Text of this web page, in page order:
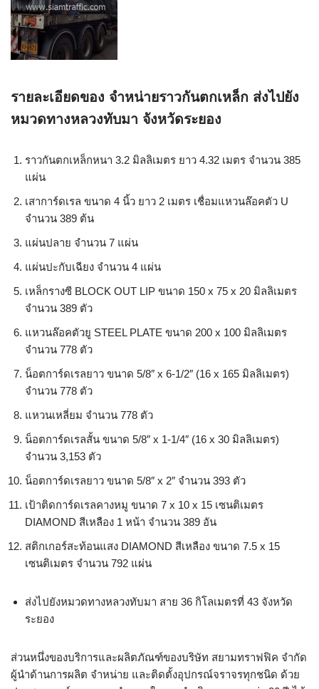
รายละเอียดของ จำหน่ายราวกันตกเหล็ก ส่งไปยัง
หมวดทางหลวงทับมา จังหวัดระยอง
ราวกันตกเหล็กหนา 3.2 มิลลิเมตร ยาว 4.32 เมตร จำนวน 385
แผ่น
เสาการ์ดเรล ขนาด 4 นิ้ว ยาว 2 เมตร เชื่อมแหวนล๊อคตัว U
จำนวน 389 ต้น
แผ่นปลาย จำนวน 7 แผ่น
แผ่นปะกับเฉียง จำนวน 4 แผ่น
เหล็กรางซี BLOCK OUT LIP ขนาด 150 x 75 x 20 มิลลิเมตร
จำนวน 389 ตัว
แหวนล๊อคตัวยู STEEL PLATE ขนาด 200 x 100 มิลลิเมตร
จำนวน 778 ตัว
น็อตการ์ดเรลยาว ขนาด 5/8″ x 6-1/2″ (16 x 165 มิลลิเมตร)
จำนวน 778 ตัว
แหวนเหลี่ยม จำนวน 778 ตัว
น็อตการ์ดเรลสั้น ขนาด 5/8″ x 1-1/4″ (16 x 30 มิลลิเมตร)
จำนวน 3,153 ตัว
น็อตการ์ดเรลยาว ขนาด 5/8″ x 2″ จำนวน 393 ตัว
เป้าติดการ์ดเรลคางหมู ขนาด 7 x 10 x 15 เซนติเมตร
DIAMOND สีเหลือง 1 หน้า จำนวน 389 อัน
สติกเกอร์สะท้อนแสง DIAMOND สีเหลือง ขนาด 7.5 x 15
เซนติเมตร จำนวน 792 แผ่น
ส่งไปยังหมวดทางหลวงทับมา สาย 36 กิโลเมตรที่ 43 จังหวัด
ระยอง
ส่วนหนึ่งของบริการและผลิตภัณฑ์ของบริษัท สยามทราฟฟิค จำกัด
ผู้นำด้านการผลิต จำหน่าย และติดตั้งอุปกรณ์จราจรทุกชนิด ด้วย